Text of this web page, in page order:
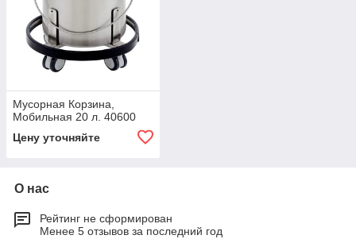
Мусорная Корзина,
Мобильная 20 л. 40600
Цену уточняйте
О нас
Рейтинг не сформирован
Менее 5 отзывов за последний год